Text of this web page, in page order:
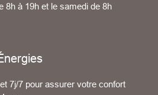
8h à 19h et le samedi de 8h
7j/7 pour assurer votre confort